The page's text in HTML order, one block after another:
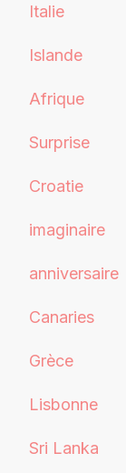
Italie
Islande
Afrique
Surprise
Croatie
imaginaire
anniversaire
Canaries
Grèce
Lisbonne
Sri Lanka